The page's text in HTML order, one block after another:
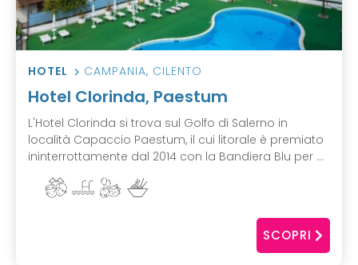
HOTEL CAMPANIA, CILENTO
Hotel Clorinda, Paestum
L'Hotel Clorinda si trova sul Golfo di Salerno in
località Capaccio Paestum, il cui litorale è premiato
ininterrottamente dal 2014 con la Bandiera Blu per ...
SCOPRI